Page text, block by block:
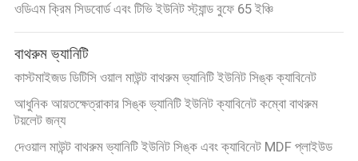
ওডিএম ক্রিম সিডবোর্ড এবং টিভি ইউনিট স্ট্যান্ড বুফে 65 ইঞ্চি
বাথরুম ভ্যানিটি
কাস্টমাইজড ডিটিসি ওয়াল মাউন্ট বাথরুম ভ্যানিটি ইউনিট সিঙ্ক ক্যাবিনেট
আধুনিক আয়তক্ষেত্রাকার সিঙ্ক ভ্যানিটি ইউনিট ক্যাবিনেট কম্বো বাথরুম
টয়লেট জন্য
দেওয়াল মাউন্ট বাথরুম ভ্যানিটি ইউনিট সিঙ্ক এবং ক্যাবিনেট MDF প্লাইউড